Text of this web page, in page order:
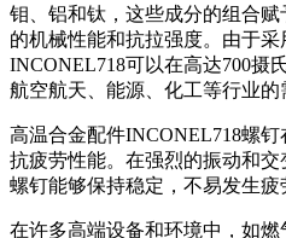
钼、铝和钛，这些成分的组合
的机械性能和抗拉强度。由于采
INCONEL718可以在高达700摄
航空航天、能源、化工等行业的
高温合金配件INCONEL718螺
抗疲劳性能。在强烈的振动和
螺钉能够保持稳定，不易发生疲
在许多高端设备和环境中，如